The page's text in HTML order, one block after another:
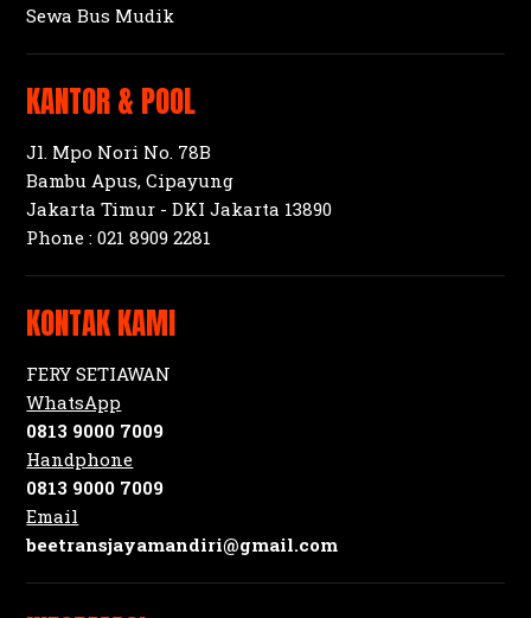
Sewa Bus Mudik
KANTOR & POOL
Jl. Mpo Nori No. 78B
Bambu Apus, Cipayung
Jakarta Timur - DKI Jakarta 13890
Phone :021 8909 2281
KONTAK KAMI
FERY SETIAWAN
WhatsApp
0813 9000 7009
Handphone
0813 9000 7009
Email
beetransjayamandiri@gmail.com